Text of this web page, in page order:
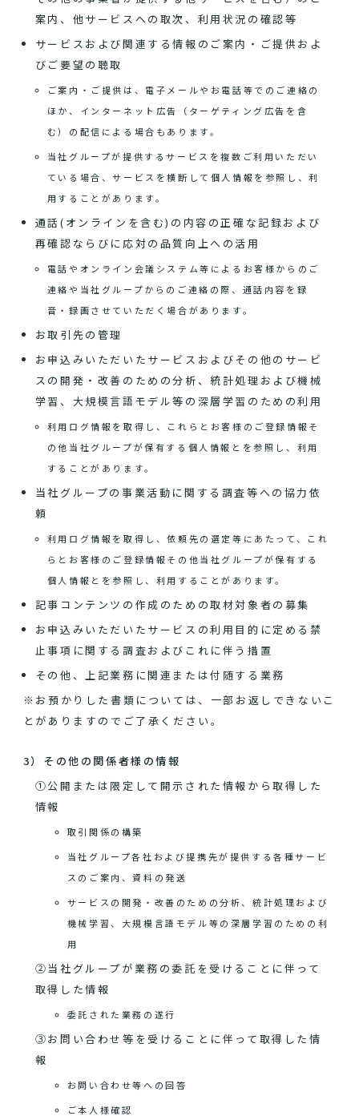
案内、他サービスへの取次、利用状況の確認等
サービスおよび関連する情報のご案内・ご提供およ
びご要望の聴取
ご案内・ご提供は、電子メールやお電話等でのご連絡の
ほか、インターネット広告（ターゲティング広告を含
む）の配信による場合もあります。
当社グループが提供するサービスを複数ご利用いただい
ている場合、サービスを横断して個人情報を参照し、利
用することがあります。
通話(オンラインを含む)の内容の正確な記録および
再確認ならびに応対の品質向上への活用
電話やオンライン会議システム等によるお客様からのご
連絡や当社グループからのご連絡の際、通話内容を録
音・録画させていただく場合があります。
お取引先の管理
お申込みいただいたサービスおよびその他のサービ
スの開発・改善のための分析、統計処理および機械
学習、大規模言語モデル等の深層学習のための利用
利用ログ情報を取得し、これらとお客様のご登録情報そ
の他当社グループが保有する個人情報とを参照し、利用
することがあります。
当社グループの事業活動に関する調査等への協力依
頼
利用ログ情報を取得し、依頼先の選定等にあたって、これ
らとお客様のご登録情報その他当社グループが保有する
個人情報とを参照し、利用することがあります。
記事コンテンツの作成のための取材対象者の募集
お申込みいただいたサービスの利用目的に定める禁
止事項に関する調査およびこれに伴う措置
その他、上記業務に関連または付随する業務
※お預かりした書類については、一部お返しできないこ
とがありますのでご了承ください。
3）その他の関係者様の情報
①公開または限定して開示された情報から取得した
情報
取引関係の構築
当社グループ各社および提携先が提供する各種サービ
スのご案内、資料の発送
サービスの開発・改善のための分析、統計処理および
機械学習、大規模言語モデル等の深層学習のための利
用
②当社グループが業務の委託を受けることに伴って
取得した情報
委託された業務の遂行
③お問い合わせ等を受けることに伴って取得した情
報
お問い合わせ等への回答
ご本人様確認